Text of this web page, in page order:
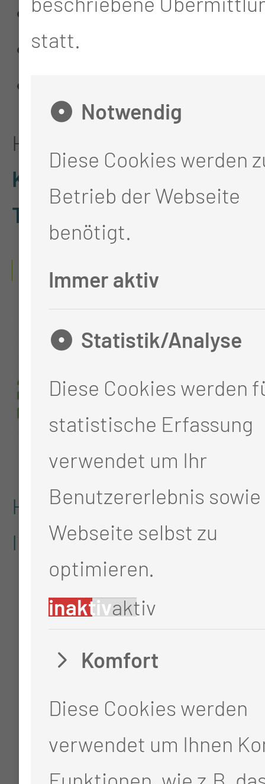
der Nasennebenhöhlen
der Speicheldrüsen
Hier finden Sie die
Kooperationspartner des
Tumorzentrum Lausitz
QUALITÄTSNACHWEISE
Hier finden Sie weitere
Informationen. →
statt.
Notwendig
Diese Cookies werden
Betrieb der Webseite
benötigt.
Immer aktiv
Statistik/Analyse
Diese Cookies werden
statistische Erfassung
verwendet um Ihr
Benutzererlebnis
Webseite selbst zu
optimieren.
inaktivaktiv
Komfort
Diese Cookies werden
verwendet um Ihnen